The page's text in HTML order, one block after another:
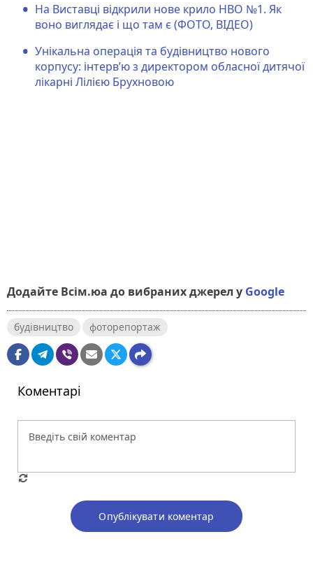
На Виставці відкрили нове крило НВО №1. Як
воно виглядає і що там є (ФОТО, ВІДЕО)
Унікальна операція та будівництво нового
корпусу: інтерв’ю з директором обласної дитячої
лікарні Лілією Брухновою
Додайте Всім.юа до вибраних джерел у Google
будівництво фоторепортаж
Коментарі
Опублікувати коментар